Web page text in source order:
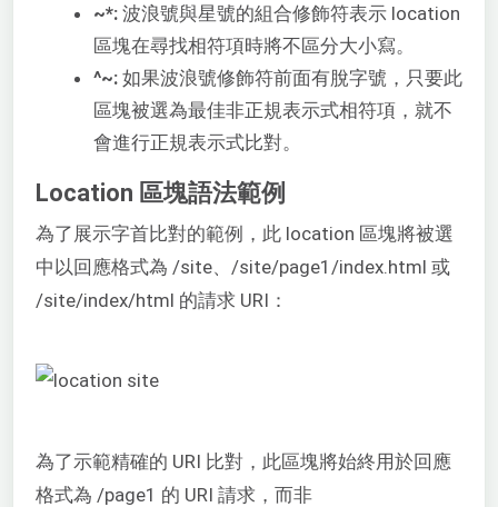
~*: 波浪號與星號的組合修飾符表示 location
區塊在尋找相符項時將不區分大小寫。
^~: 如果波浪號修飾符前面有脫字號，只要此
區塊被選為最佳非正規表示式相符項，就不
會進行正規表示式比對。
Location 區塊語法範例
為了展示字首比對的範例，此 location 區塊將被選
中以回應格式為 /site、/site/page1/index.html 或
/site/index/html 的請求 URI：
為了示範精確的 URI 比對，此區塊將始終用於回應
格式為 /page1 的 URI 請求，而非